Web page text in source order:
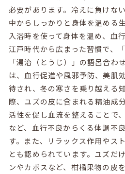
必要があります。冷えに負けな
中からしっかりと身体を温める
入浴時を使って身体を温め、血
江戸時代から広まった習慣で、
「湯治（とうじ）」の語呂合わ
は、血行促進や風邪予防、美肌
待され、冬の寒さを乗り越える
際、ユズの皮に含まれる精油成
活性を促し血流を整えることで
など、血行不良からくる体調不
す。また、リラックス作用やス
とも認められています。ユズだ
ンやカボスなど、柑橘果物の皮